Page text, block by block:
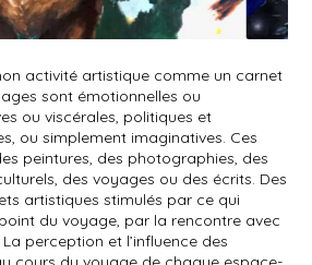
activité artistique comme un carnet
sont émotionnelles ou
ou viscérales, politiques et
ou simplement imaginatives. Ces
peintures, des photographies, des
des voyages ou des écrits. Des
artistiques stimulés par ce qui
du voyage, par la rencontre avec
perception et l’influence des